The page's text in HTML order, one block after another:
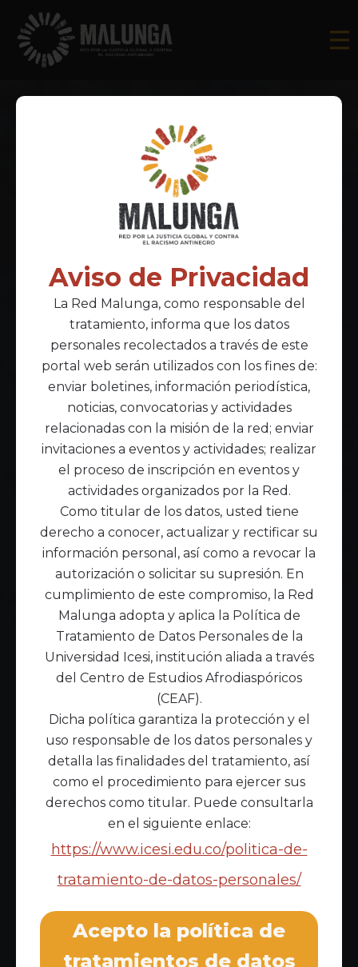
Aviso de Privacidad
La Red Malunga, como responsable del
tratamiento, informa que los datos
personales recolectados a través de este
portal web serán utilizados con los fines de:
enviar boletines, información periodística,
noticias, convocatorias y actividades
relacionadas con la misión de la red; enviar
invitaciones a eventos y actividades; realizar
el proceso de inscripción en eventos y
actividades organizados por la Red.
Como titular de los datos, usted tiene
derecho a conocer, actualizar y rectificar su
información personal, así como a revocar la
autorización o solicitar su supresión. En
cumplimiento de este compromiso, la Red
Malunga adopta y aplica la Política de
Tratamiento de Datos Personales de la
Universidad Icesi, institución aliada a través
del Centro de Estudios Afrodiaspóricos
(CEAF).
Dicha política garantiza la protección y el
uso responsable de los datos personales y
detalla las finalidades del tratamiento, así
como el procedimiento para ejercer sus
derechos como titular. Puede consultarla
en el siguiente enlace:
https://www.icesi.edu.co/politica-de-
tratamiento-de-datos-personales/
Acepto la política de
tratamientos de datos